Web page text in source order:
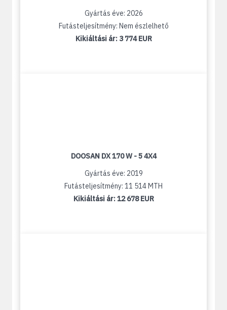
Gyártás éve: 2026
Futásteljesítmény: Nem észlelhető
Kikiáltási ár: 3 774 EUR
DOOSAN DX 170 W - 5 4X4
Gyártás éve: 2019
Futásteljesítmény: 11 514 MTH
Kikiáltási ár:12 678 EUR